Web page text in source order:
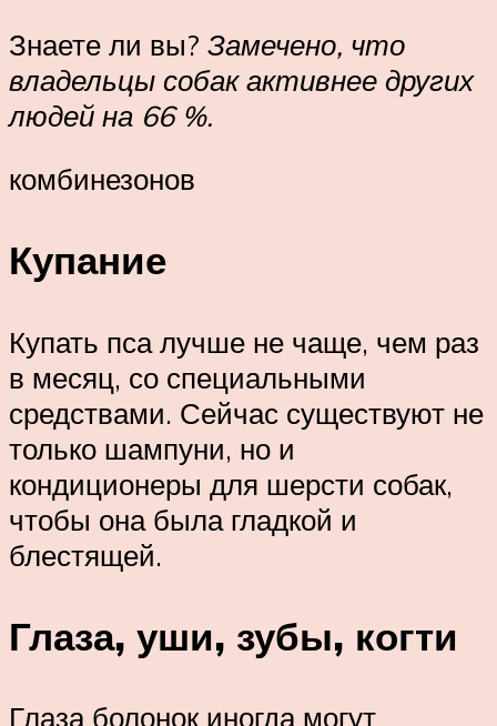
Знаете ли вы? Замечено, что
владельцы собак активнее других
людей на 66 %.
комбинезонов
Купание
Купать пса лучше не чаще, чем раз
в месяц, со специальными
средствами. Сейчас существуют не
только шампуни, но и
кондиционеры для шерсти собак,
чтобы она была гладкой и
блестящей.
Глаза, уши, зубы, когти
Глаза болонок иногда могут